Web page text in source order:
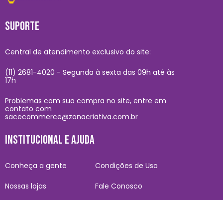
SUPORTE
Central de atendimento exclusivo do site:
(11) 2681-4020 - Segunda à sexta das 09h até às
17h
Problemas com sua compra no site, entre em
contato com
sacecommerce@zonacriativa.com.br
INSTITUCIONAL E AJUDA
Conheça a gente
Nossas lojas
Condições de Uso
Fale Conosco